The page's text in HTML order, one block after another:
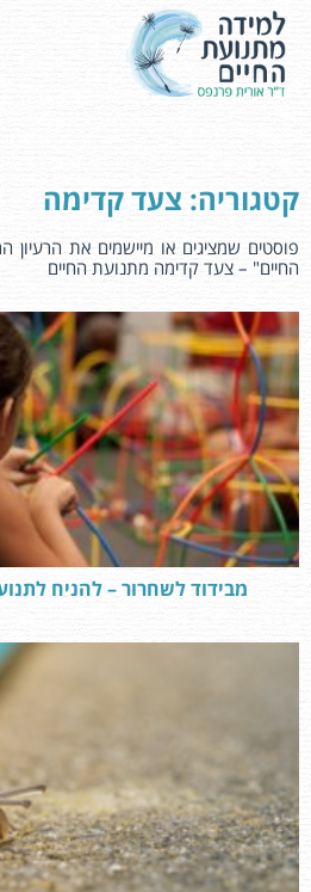
קטגוריה: צעד קדימה
פוסטים שמציגים או מיישמים את
החיים" – צעד קדימה מתנועת החיים
מבידוד לשחרור – להניח